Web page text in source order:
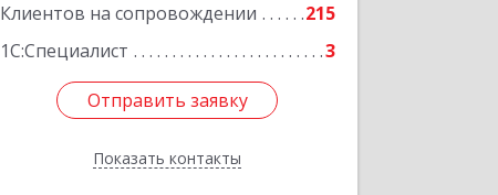
Клиентов на сопровождении
215
1С:Специалист
3
Отправить заявку
Показать контакты
Отправить заявку
Назад